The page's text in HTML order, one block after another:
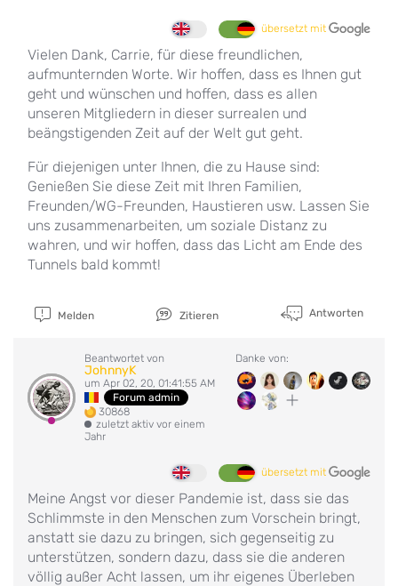
übersetzt mit
Vielen Dank, Carrie, für diese freundlichen,
aufmunternden Worte. Wir hoffen, dass es Ihnen gut
geht und wünschen und hoffen, dass es allen
unseren Mitgliedern in dieser surrealen und
beängstigenden Zeit auf der Welt gut geht.
Für diejenigen unter Ihnen, die zu Hause sind:
Genießen Sie diese Zeit mit Ihren Familien,
Freunden/WG-Freunden, Haustieren usw. Lassen Sie
uns zusammenarbeiten, um soziale Distanz zu
wahren, und wir hoffen, dass das Licht am Ende des
Tunnels bald kommt!
Melden Zitieren Antworten
Beantwortet von
JohnnyK
um Apr 02, 20, 01:41:55 AM
Forum admin
30868
zuletzt aktiv vor einem
Jahr
Danke von:
übersetzt mit
Meine Angst vor dieser Pandemie ist, dass sie das
Schlimmste in den Menschen zum Vorschein bringt,
anstatt sie dazu zu bringen, sich gegenseitig zu
unterstützen, sondern dazu, dass sie die anderen
völlig außer Acht lassen, um ihr eigenes Überleben